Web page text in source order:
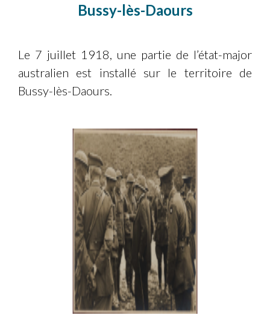
Bussy-lès-Daours
Le 7 juillet 1918, une partie de l’état-major
australien est installé sur le territoire de
Bussy-lès-Daours.